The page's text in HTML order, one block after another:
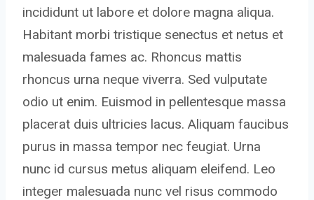
incididunt ut labore et dolore magna aliqua.
Habitant morbi tristique senectus et netus et
malesuada fames ac. Rhoncus mattis
rhoncus urna neque viverra. Sed vulputate
odio ut enim. Euismod in pellentesque massa
placerat duis ultricies lacus. Aliquam faucibus
purus in massa tempor nec feugiat. Urna
nunc id cursus metus aliquam eleifend. Leo
integer malesuada nunc vel risus commodo